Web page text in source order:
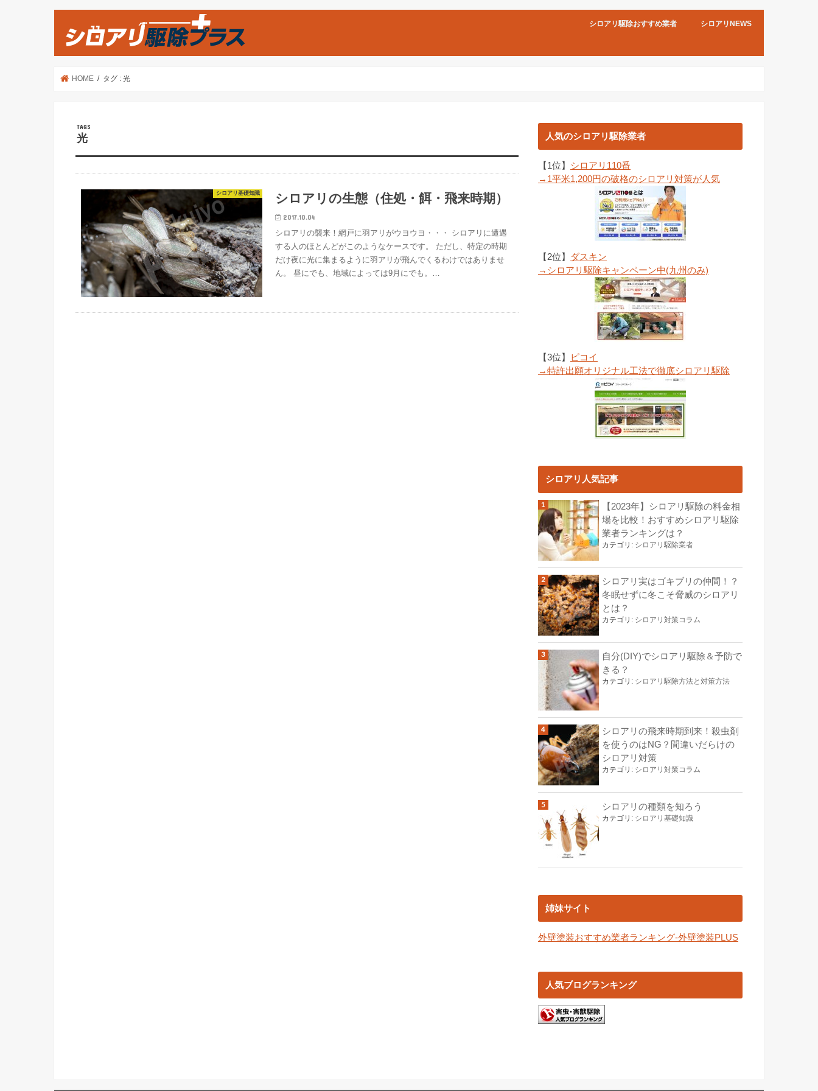
シロアリ駆除おすすめ業者 シロアリNEWS
HOME タグ : 光
光
シロアリ基礎知識 シロアリの生態（住処・餌・飛来時期）
2017.10.04
シロアリの襲来！網戸に羽アリがウヨウヨ・・・ シロアリに遭遇
する人のほとんどがこのようなケースです。 ただし、特定の時期
だけ夜に光に集まるように羽アリが飛んでくるわけではありませ
ん。 昼にでも、地域によっては9月にでも。…
人気のシロアリ駆除業者
【1位】 シロアリ110番
→1平米1,200円の破格のシロアリ対策が人気
【2位】
ダスキン
→シロアリ駆除キャンペーン中(九州のみ)
【3位】
ピコイ
→特許出願オリジナル工法で徹底シロアリ駆除
シロアリ人気記事
【2023年】シロアリ駆除の料金相
場を比較！おすすめシロアリ駆除
業者ランキングは？
カテゴリ: シロアリ駆除業者
シロアリ実はゴキブリの仲間！？
冬眠せずに冬こそ脅威のシロアリ
とは？
カテゴリ: シロアリ対策コラム
自分(DIY)でシロアリ駆除＆予防で
きる？
カテゴリ: シロアリ駆除方法と対策方法
シロアリの飛来時期到来！殺虫剤
を使うのはNG？間違いだらけの
シロアリ対策
カテゴリ: シロアリ対策コラム
シロアリの種類を知ろう
カテゴリ: シロアリ基礎知識
姉妹サイト
外壁塗装おすすめ業者ランキング-外壁塗装PLUS
人気ブログランキング